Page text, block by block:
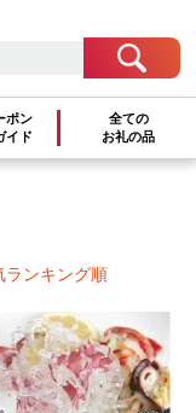
ポン
イド
全ての
お礼の品
ランキング順